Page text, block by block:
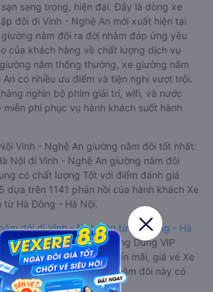
sang trọng, hiện đại. Đây là dòng xe
đôi đi Vinh - Nghệ An mới xuất hiện tại
nằm đôi ra đời nhằm đáp ứng yêu
của khách hàng về chất lượng dịch vụ
nằm thông thường, xe giường nằm
có nhiều ưu điểm và tiện nghi vượt trội.
nghìn bộ phim giải trí, wifi, và nước
phí phục vụ hành khách suốt hành
Vinh - Nghệ An giường nằm đôi tốt nhất:
Nội đi Vinh - Nghệ An giường nằm đôi
có chất lượng Tốt với điểm đánh giá
dựa trên 1141 phản hồi của hành khách Xe
từ Hà Đông - Hà Nội.
đôi đi Vinh - Nghệ An từ Hà Đông - Hà
của hãng xe Quang Dũng VIP
vào chương trình khuyến mãi, giá vé Xe
Vinh - Nghệ An giường nằm đôi này có